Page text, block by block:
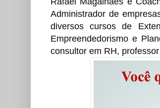
Administrador de
diversos cursos de
Empreendedorismo e
consultor em RH,